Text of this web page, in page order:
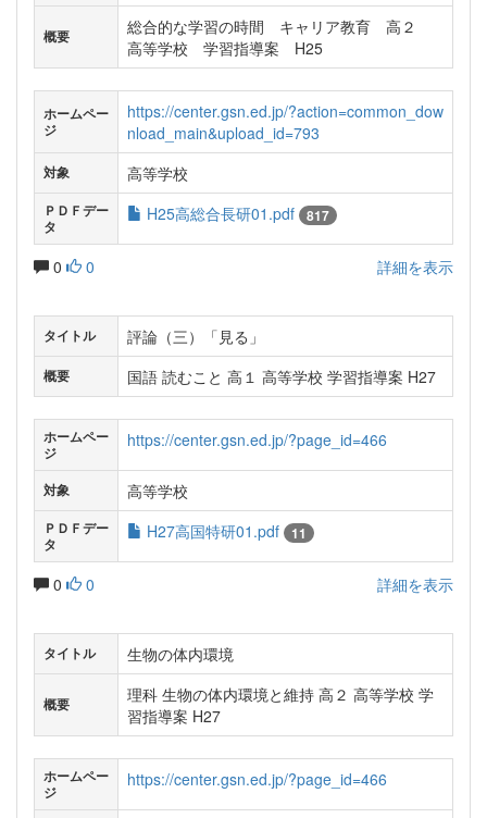
概要
総合的な学習の時間 キャリア教育 高２
高等学校 学習指導案 H25
ホームペー
ジ
https://center.gsn.ed.jp/?action=common_dow
nload_main&upload_id=793
対象 高等学校
ＰＤＦデー
タ
H25高総合長研01.pdf 817
0 0 詳細を表示
タイトル 評論（三）「見る」
概要 国語 読むこと 高１ 高等学校 学習指導案 H27
ホームペー
ジ
https://center.gsn.ed.jp/?page_id=466
対象 高等学校
ＰＤＦデー
タ
H27高国特研01.pdf 11
0 0 詳細を表示
タイトル 生物の体内環境
概要
理科 生物の体内環境と維持 高２ 高等学校 学
習指導案 H27
ホームペー
ジ
https://center.gsn.ed.jp/?page_id=466